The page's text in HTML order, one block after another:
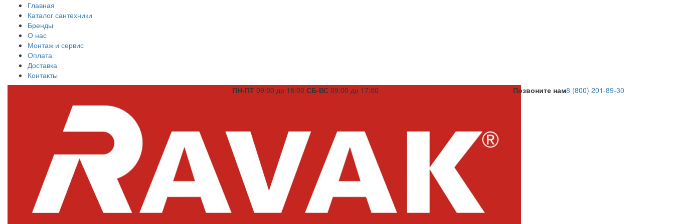
Главная
Каталог сантехники
Бренды
О нас
Монтаж и сервис
Оплата
Доставка
Контакты
ПН-ПТ 09:00 до 18:00 СБ-ВС 09:00 до 17:00 Позвоните нам8 (800) 201-89-30